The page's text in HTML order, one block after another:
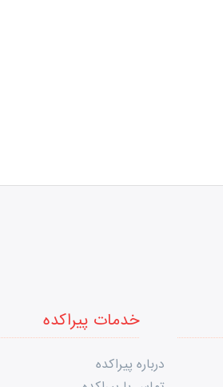
خدمات پیراکده
درباره پیراکده